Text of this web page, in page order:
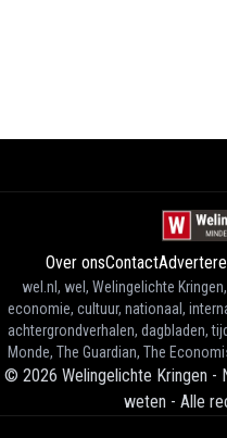
Over onsContact
wel.nl, wel, Welingelichte
economie, cultuur, nationaal,
achtergrondverhalen, dagbladen,
Monde, The Guardian, The
© 2026 Welingelichte Kringen -
weten - Alle